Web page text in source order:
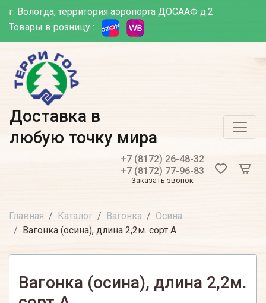
г. Вологда, территория аэропорта ДОСААФ д.2
Товары в розницу :
Доставка в
любую точку мира
+7 (8172) 26-48-32
+7 (8172) 77-96-83
Заказать звонок
Главная Каталог Вагонка
Осина
Вагонка (осина), длина 2,2м. сорт А
Вагонка (осина), длина 2,2м.